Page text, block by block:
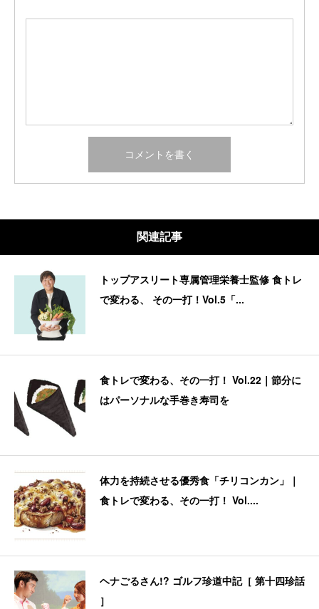
関連記事
トップアスリート専属管理栄養士監修 食トレ
で変わる、 その一打！Vol.5「...
食トレで変わる、その一打！ Vol.22｜節分に
はパーソナルな手巻き寿司を
体力を持続させる優秀食「チリコンカン」｜
食トレで変わる、その一打！ Vol....
ヘナごるさん!? ゴルフ珍道中記［ 第十四珍話
］